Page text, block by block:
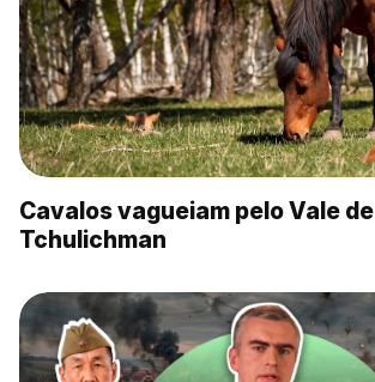
Cavalos vagueiam pelo Vale de
Tchulichman